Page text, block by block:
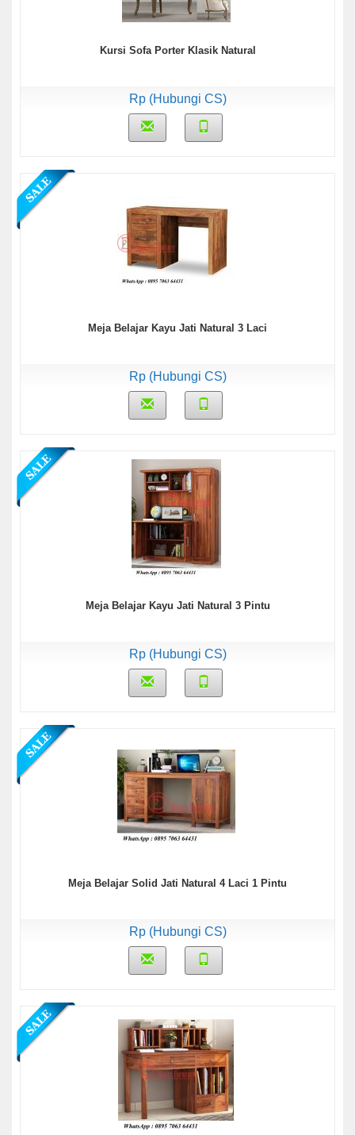
Kursi Sofa Porter Klasik Natural
Rp (Hubungi CS)
Meja Belajar Kayu Jati Natural 3 Laci
Rp (Hubungi CS)
Meja Belajar Kayu Jati Natural 3 Pintu
Rp (Hubungi CS)
Meja Belajar Solid Jati Natural 4 Laci 1 Pintu
Rp (Hubungi CS)